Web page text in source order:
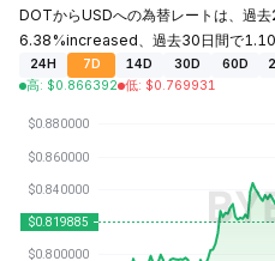
DOTからUSDへの為替レートは、過
6.38%increased、過去30日間で
24H 7D 14D 30D 60D
高: $0.866392 低: $0.769931